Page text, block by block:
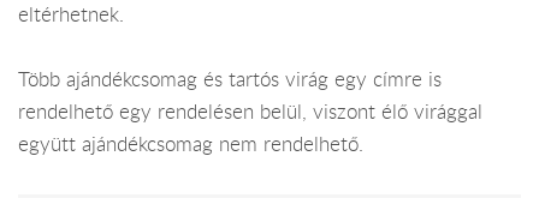
eltérhetnek.
Több ajándékcsomag és tartós virág egy címre is
rendelhető egy rendelésen belül, viszont élő virággal
együtt ajándékcsomag nem rendelhető.